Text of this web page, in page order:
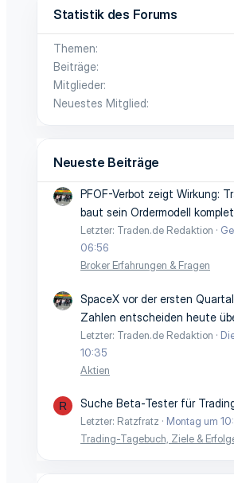
Statistik des Forums
Themen
Beiträge
Mitglieder
Neuestes Mitglied
Neueste Beiträge
PFOF-Verbot zeigt Wirkung:
baut sein Ordermodell
Letzter: Traden.de Redaktion
06:56
Broker Erfahrungen & Fragen
SpaceX vor der ersten
Zahlen entscheiden heute
Letzter: Traden.de Redaktion
10:35
Aktien
R Suche Beta-Tester für
Letzter: Ratzfratz
Montag um
Trading-Tagebuch, Ziele &